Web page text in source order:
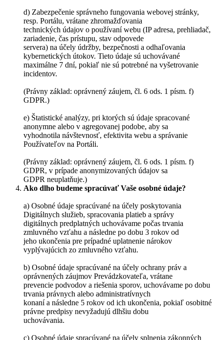
d) Zabezpečenie správneho fungovania webovej stránky,
resp. Portálu, vrátane zhromažďovania
technických údajov o používaní webu (IP adresa, prehliadač,
zariadenie, čas prístupu, stav odpovede
servera) na účely údržby, bezpečnosti a odhaľovania
kybernetických útokov. Tieto údaje sú uchovávané
maximálne 7 dní, pokiaľ nie sú potrebné na vyšetrovanie
incidentov.
(Právny základ: oprávnený záujem, čl. 6 ods. 1 písm. f)
GDPR.)
e) Štatistické analýzy, pri ktorých sú údaje spracované
anonymne alebo v agregovanej podobe, aby sa
vyhodnotila návštevnosť, efektivita webu a správanie
Používateľov na Portáli.
(Právny základ: oprávnený záujem, čl. 6 ods. 1 písm. f)
GDPR, v prípade anonymizovaných údajov sa
GDPR neuplatňuje.)
Ako dlho budeme spracúvať Vaše osobné údaje?
a) Osobné údaje spracúvané na účely poskytovania
Digitálnych služieb, spracovania platieb a správy
digitálnych predplatných uchovávame počas trvania
zmluvného vzťahu a následne po dobu 3 rokov od
jeho ukončenia pre prípadné uplatnenie nárokov
vyplývajúcich zo zmluvného vzťahu.
b) Osobné údaje spracúvané na účely ochrany práv a
oprávnených záujmov Prevádzkovateľa, vrátane
prevencie podvodov a riešenia sporov, uchovávame po dobu
trvania právnych alebo administratívnych
konaní a následne 5 rokov od ich ukončenia, pokiaľ osobitné
právne predpisy nevyžadujú dlhšiu dobu
uchovávania.
c) Osobné údaje spracúvané na účely splnenia zákonných